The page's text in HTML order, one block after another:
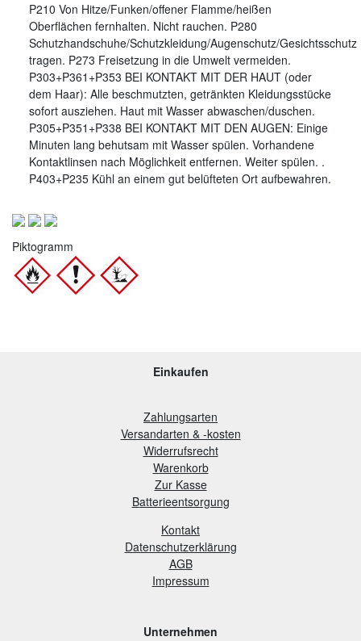
P210 Von Hitze/Funken/offener Flamme/heißen
Oberflächen fernhalten. Nicht rauchen. P280
Schutzhandschuhe/Schutzkleidung/Augenschutz/Gesichtsschutz
tragen. P273 Freisetzung in die Umwelt vermeiden.
P303+P361+P353 BEI KONTAKT MIT DER HAUT (oder
dem Haar): Alle beschmutzten, getränkten Kleidungsstücke
sofort ausziehen. Haut mit Wasser abwaschen/duschen.
P305+P351+P338 BEI KONTAKT MIT DEN AUGEN: Einige
Minuten lang behutsam mit Wasser spülen. Vorhandene
Kontaktlinsen nach Möglichkeit entfernen. Weiter spülen. .
P403+P235 Kühl an einem gut belüfteten Ort aufbewahren.
Piktogramm
Einkaufen
Zahlungsarten
Versandarten & -kosten
Widerrufsrecht
Warenkorb
Zur Kasse
Batterieentsorgung
Kontakt
Datenschutzerklärung
AGB
Impressum
Unternehmen